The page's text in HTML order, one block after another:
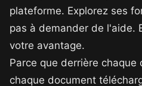
plateforme. Explorez ses
pas à demander de l'aide.
votre avantage.
Parce que derrière
chaque document